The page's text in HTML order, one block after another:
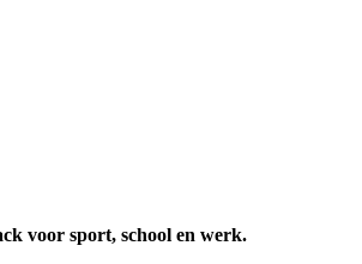
voor sport, school en werk.